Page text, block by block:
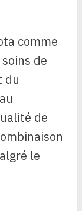
comme
de
du
de
le